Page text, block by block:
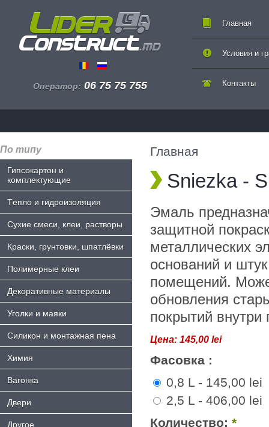
Оператор: 06 75 75 755
Главная
Контакты
Условия и
По типу
Гипсокартон и
комплектующие
Tепло и гидроизоляция
Сухие смеси, клеи, растворы
Краски, грунтовки, шпатлёвки
Полимерные клеи
Декоративные материалы
Уголки и маяки
Силикон и монтажная пена
Химия
Bагонка
Двери
Другое
Главная
Sniezka -
Эмаль
защитной
металлических
оснований и
помещений.
обновления
покрытий
Цена: 145,00 lei
Фасовка :
0,8 L - 145,00 lei
2,5 L - 406,00 lei
Количество: *